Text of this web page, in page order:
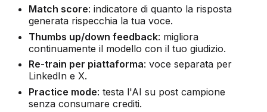
Match score: indicatore di quanto la risposta
generata rispecchia la tua voce.
Thumbs up/down feedback: migliora
continuamente il modello con il tuo giudizio.
Re-train per piattaforma: voce separata per
LinkedIn e X.
Practice mode: testa l'AI su post campione
senza consumare crediti.